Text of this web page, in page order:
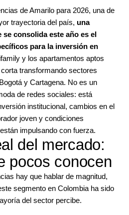
de Amarilo para 2026, una de
trayectoria del país, una
consolida este año es el
para la inversión en
y los apartamentos aptos
transformando sectores
y Cartagena. No es un
de redes sociales: está
institucional, cambios en el
joven y condiciones
impulsando con fuerza.
del mercado:
pocos conocen
hay que hablar de magnitud,
segmento en Colombia ha sido
del sector percibe.